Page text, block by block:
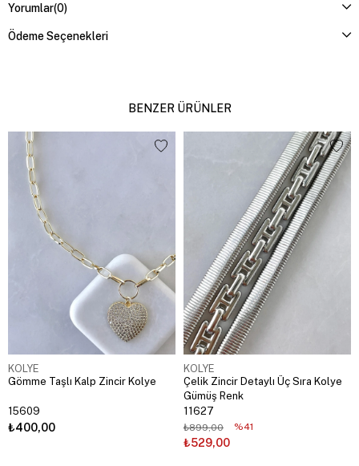
Yorumlar(0)
Ödeme Seçenekleri
BENZER ÜRÜNLER
KOLYE
Gömme Taşlı Kalp Zincir Kolye
15609
₺400,00
KOLYE
Çelik Zincir Detaylı Üç Sıra Kolye
Gümüş Renk
11627
₺529,00
₺899,00 %41